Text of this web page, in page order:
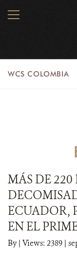
MENU
WCS COLOMBIA
MÁS DE 220
ECUADOR,
EN EL
By| Views: 2389 |